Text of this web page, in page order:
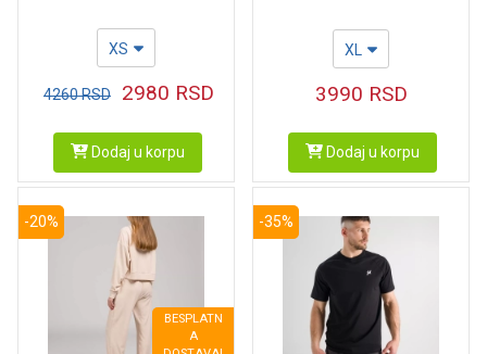
XS
4260RSD 2980 RSD
Dodaj u korpu
XL
3990 RSD
Dodaj u korpu
BESPLATN
A
-20% -35%